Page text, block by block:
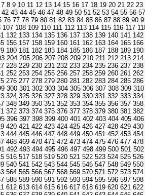
7 8 9 10 11 12 13 14 15 16 17 18 19 20 21 22 23
42 43 44 45 46 47 48 49 50 51 52 53 54 55 56
76 77 78 79 80 81 82 83 84 85 86 87 88 89 90
107 108 109 110 111 112 113 114 115 116 117
132 133 134 135 136 137 138 139 140 141 142
156 157 158 159 160 161 162 163 164 165 166
180 181 182 183 184 185 186 187 188 189 190
204 205 206 207 208 209 210 211 212 213 214
228 229 230 231 232 233 234 235 236 237 238
252 253 254 255 256 257 258 259 260 261 262
276 277 278 279 280 281 282 283 284 285 286
300 301 302 303 304 305 306 307 308 309 310
324 325 326 327 328 329 330 331 332 333 334
348 349 350 351 352 353 354 355 356 357 358
372 373 374 375 376 377 378 379 380 381 382
396 397 398 399 400 401 402 403 404 405 406
420 421 422 423 424 425 426 427 428 429 430
444 445 446 447 448 449 450 451 452 453 454
468 469 470 471 472 473 474 475 476 477 478
492 493 494 495 496 497 498 499 500 501 502
516 517 518 519 520 521 522 523 524 525 526
540 541 542 543 544 545 546 547 548 549 550
564 565 566 567 568 569 570 571 572 573 574
588 589 590 591 592 593 594 595 596 597 598
612 613 614 615 616 617 618 619 620 621 622